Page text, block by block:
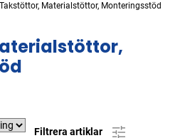
Takstöttor, Materialstöttor, Monteringsstöd
Filtrera artiklar